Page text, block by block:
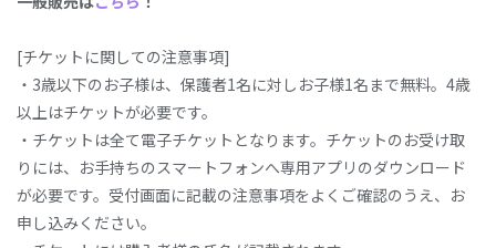
[チケットに関しての注意事項]
・3歳以下のお子様は、保護者1名に対しお子様1名まで無料。4歳
以上はチケットが必要です。
・チケットは全て電子チケットとなります。チケットのお受け取
りには、お手持ちのスマートフォンへ専用アプリのダウンロード
が必要です。受付画面に記載の注意事項をよくご確認のうえ、お
申し込みください。